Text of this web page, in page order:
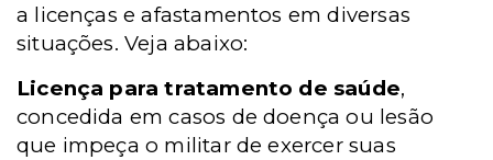
a licenças e afastamentos em diversas
situações. Veja abaixo:
Licença para tratamento de saúde,
concedida em casos de doença ou lesão
que impeça o militar de exercer suas